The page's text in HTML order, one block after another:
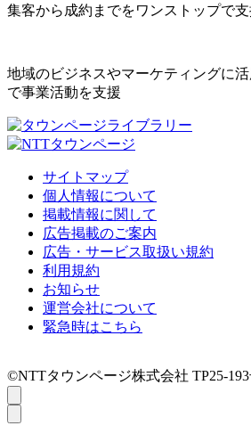
集客から成約までをワンストップで支
地域のビジネスやマーケティングに
で事業活動を支援
サイトマップ
個人情報について
掲載情報に関して
広告掲載のご案内
広告・サービス取扱い規約
利用規約
お知らせ
運営会社について
緊急時はこちら
©NTTタウンページ株式会社 TP25-193